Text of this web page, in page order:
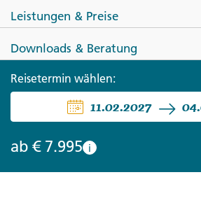
Neuseeland auf
Leistungen & Preise
Downloads & Beratung
Reisetermin wählen:
11.02.2027
ab € 7.995 i